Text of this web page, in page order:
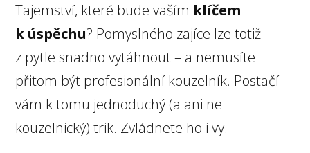
Tajemství, které bude vaším klíčem
k úspěchu? Pomyslného zajíce lze totiž
z pytle snadno vytáhnout – a nemusíte
přitom být profesionální kouzelník. Postačí
vám k tomu jednoduchý (a ani ne
kouzelnický) trik. Zvládnete ho i vy.